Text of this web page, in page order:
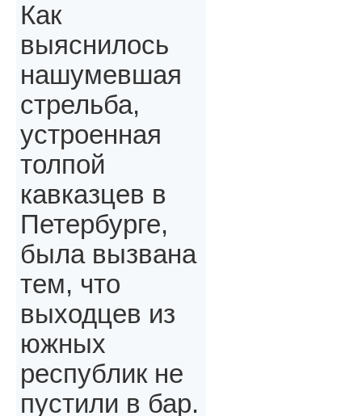
Как
выяснилось
нашумевшая
стрельба,
устроенная
толпой
кавказцев в
Петербурге,
была вызвана
тем, что
выходцев из
южных
республик не
пустили в бар.